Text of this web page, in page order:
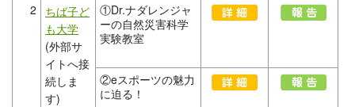
2
ちば子ど
も大学
(外部サ
イトへ接
続しま
す)
①Dr.ナダレンジャ
ーの自然災害科学
実験教室
②eスポーツの魅力
に迫る！